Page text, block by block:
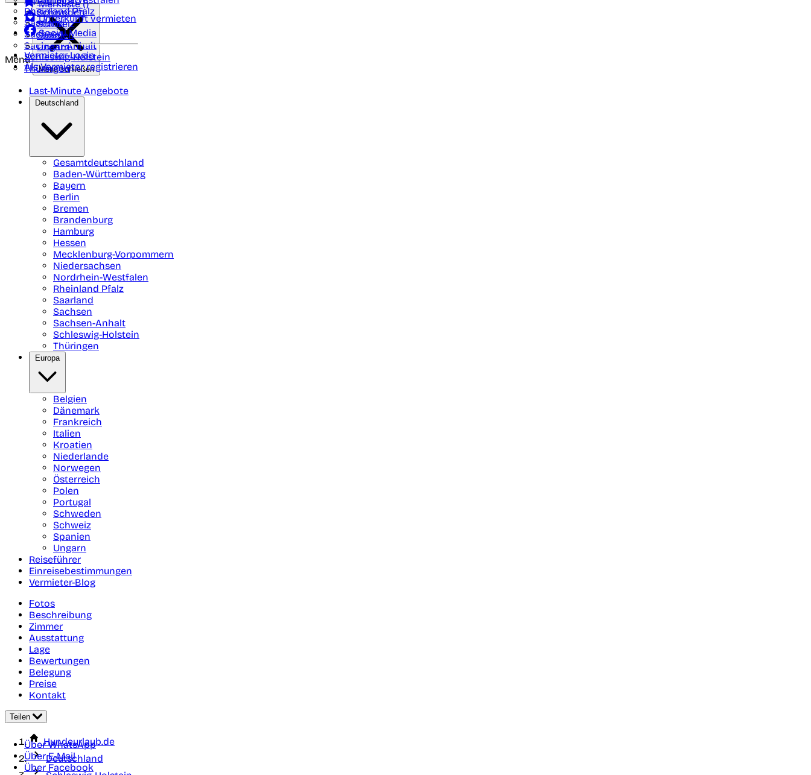
Rheinland Pfalz
Saarland
Sachsen
Sachsen-Anhalt
Schleswig-Holstein
Thüringen
Schweden
Schweiz
Spanien
Ungarn
Merkliste ()
Unterkunft vermieten
Social Media
Vermieter-Login
Als Vermieter registrieren
Menü
Menü schließen
Last-Minute Angebote
Deutschland
Gesamtdeutschland
Baden-Württemberg
Bayern
Berlin
Bremen
Brandenburg
Hamburg
Hessen
Mecklenburg-Vorpommern
Niedersachsen
Nordrhein-Westfalen
Rheinland Pfalz
Saarland
Sachsen
Sachsen-Anhalt
Schleswig-Holstein
Thüringen
Europa
Belgien
Dänemark
Frankreich
Italien
Kroatien
Niederlande
Norwegen
Österreich
Polen
Portugal
Schweden
Schweiz
Spanien
Ungarn
Reiseführer
Einreisebestimmungen
Vermieter-Blog
Fotos
Beschreibung
Zimmer
Ausstattung
Lage
Bewertungen
Belegung
Preise
Kontakt
Teilen
Über WhatsApp
Über E-Mail
Über Facebook
Hundeurlaub.de
Deutschland